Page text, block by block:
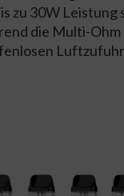
zu 30W Leistung
die Multi-Ohm